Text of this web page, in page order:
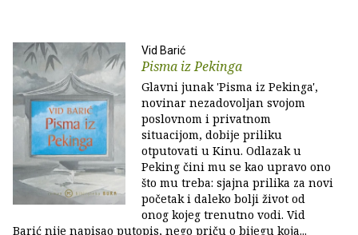
Vid Barić
Pisma iz Pekinga
Glavni junak 'Pisma iz Pekinga',
novinar nezadovoljan svojom
poslovnom i privatnom
situacijom, dobije priliku
otputovati u Kinu. Odlazak u
Peking čini mu se kao upravo ono
što mu treba: sjajna prilika za novi
početak i daleko bolji život od
onog kojeg trenutno vodi. Vid
Barić nije napisao putopis, nego priču o bijegu koja...